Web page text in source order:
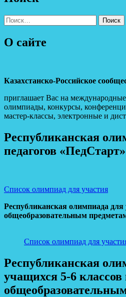
Найти:
О сайте
Казахстанско-Российское
приглашает Вас на
олимпиады, конкурсы,
мастер-классы, электронные и
Республиканская
педагогов «ПедСтарт»
Список олимпиад для участия
Республиканская олимпиада
общеобразовательным
Список олимпиад для
Республиканская
учащихся 5-6 классов